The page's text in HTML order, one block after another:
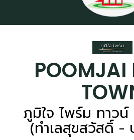
POOMJAI
ภูมิใจ ไพร์ม ทาวน์
(ทำเลสุขสวัสดิ์ -